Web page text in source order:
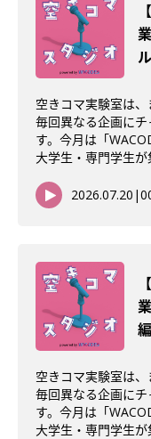
空きコマ実験室は
毎回異なる企画に
す。今月は「
大学生・専門学生が
2026.07.20 |
編
空きコマ実験室は
毎回異なる企画に
す。今月は「
大学生・専門学生が